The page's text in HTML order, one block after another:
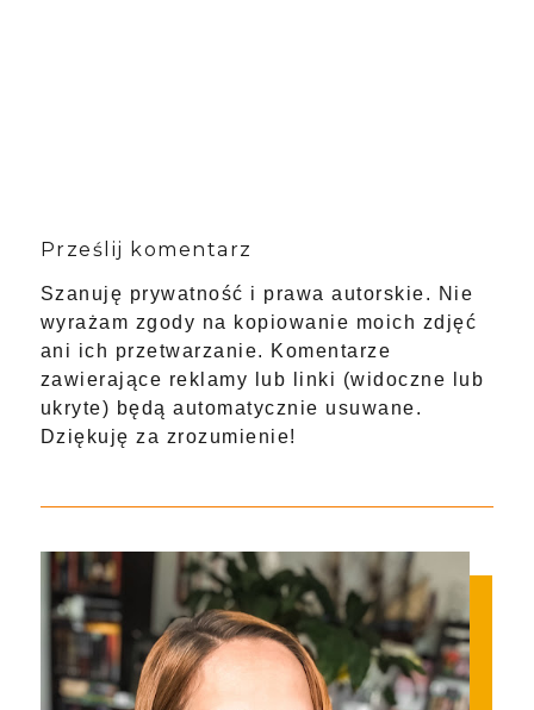
Prześlij komentarz
Szanuję prywatność i prawa autorskie. Nie
wyrażam zgody na kopiowanie moich zdjęć
ani ich przetwarzanie. Komentarze
zawierające reklamy lub linki (widoczne lub
ukryte) będą automatycznie usuwane.
Dziękuję za zrozumienie!